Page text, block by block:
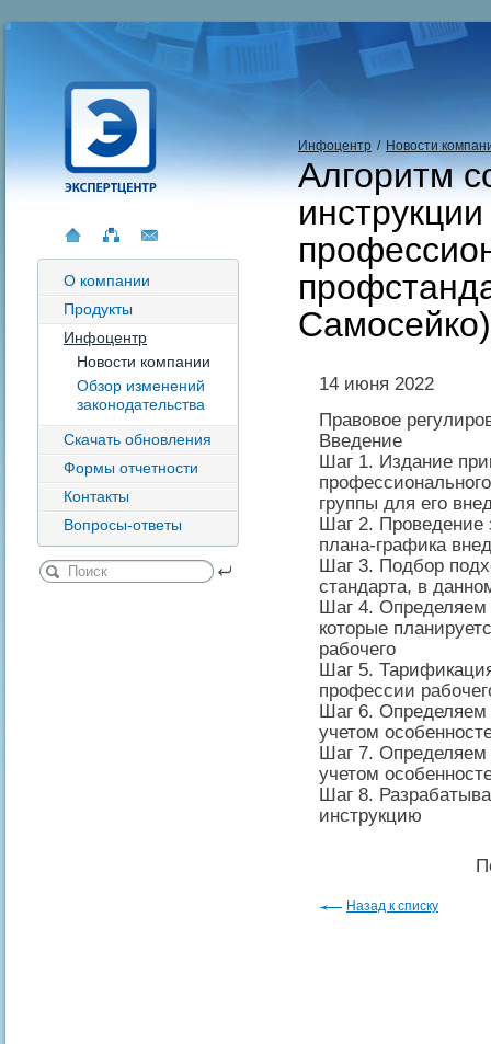
О компании
Продукты
Инфоцентр
Новости компании
Обзор изменений
законодательства
Скачать обновления
Формы отчетности
Контакты
Вопросы-ответы
Инфоцентр / Новости
Алгоритм
Самосейко)
14 июня 2022
Правовое
Введение
Шаг 1. Издание
группы для его
Шаг 2. Проведение
плана-графика
Шаг 3. Подбор
стандарта, в
Шаг 4. Определяем
которые
рабочего
Шаг 5.
профессии
Шаг 6. Определяем
учетом
Шаг 7. Определяем
учетом
Шаг 8.
инструкцию
Назад к списку